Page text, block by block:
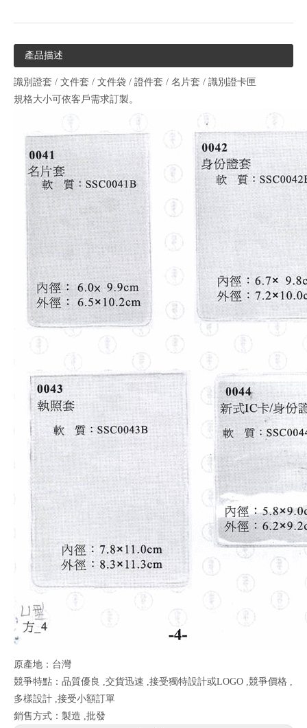
產品描述
識別證套 / 文件套 / 文件袋 / 證件套 / 名片套 / 識別證卡匣
規格大小可依客戶需求訂製。
原產地：台灣
競爭特點：品質優良 ,交貨迅速 ,接受獨特設計或LOGO ,競爭價格 ,
多樣設計 ,接受小額訂單
銷售方式：製造 ,批發